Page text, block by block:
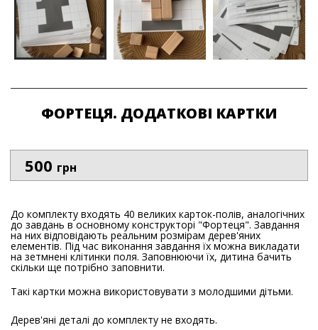
ФОРТЕЦЯ. ДОДАТКОВІ КАРТКИ
500 грн
До комплекту входять 40 великих карток-полів, аналогічних
до завдань в основному конструкторі "Фортеця". Завдання
на них відповідають реальним розмірам дерев'яних
елементів. Під час виконання завдання їх можна викладати
на зетмнені клітинки поля. Заповнюючи їх, дитина бачить
скільки ще потрібно заповнити.
Такі картки можна використовувати з молодшими дітьми.
Дерев'яні деталі до комплекту не входять.